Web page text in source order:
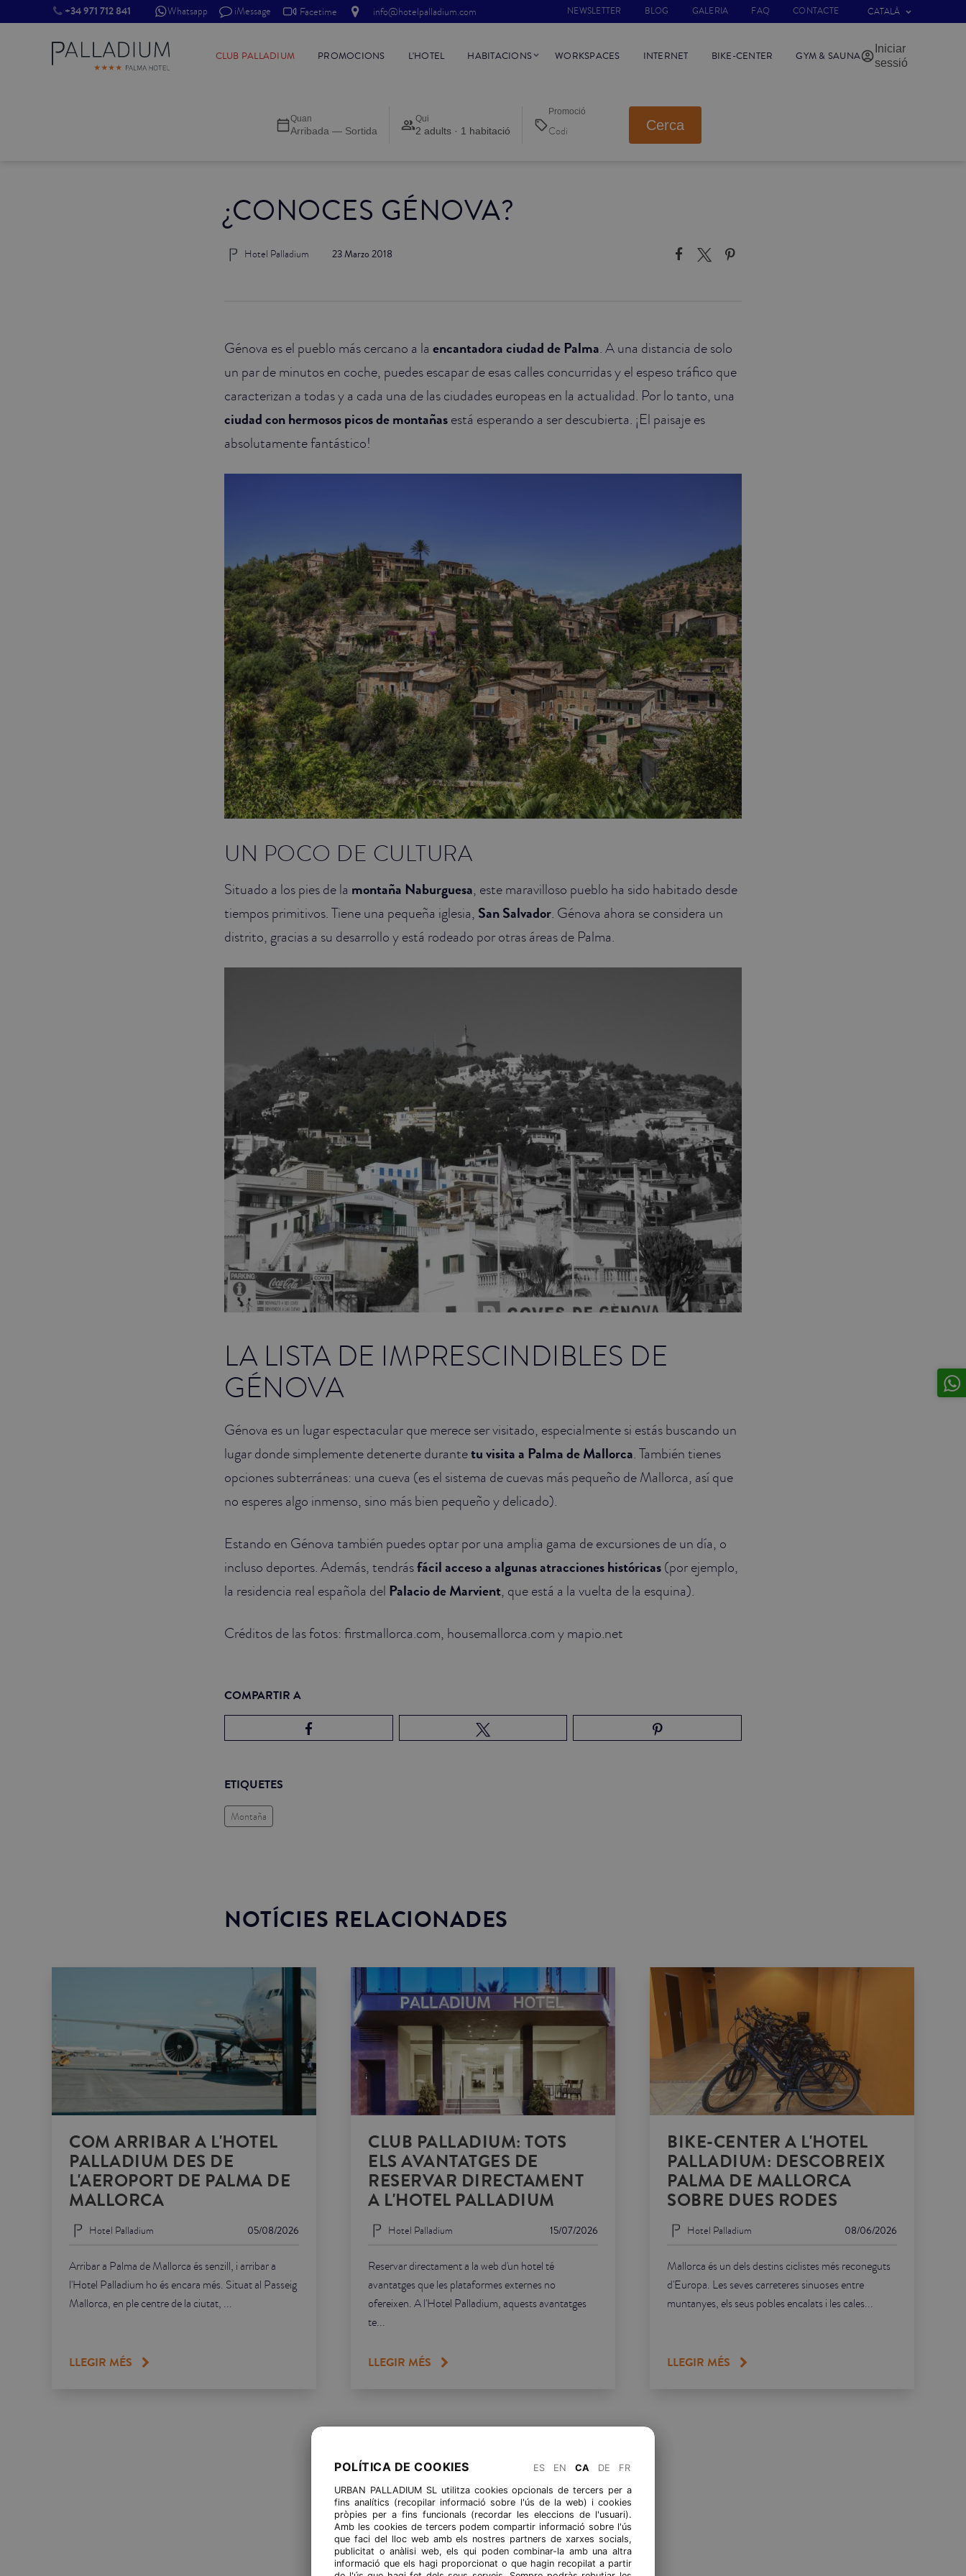
¿CONOCES GÉNOVA?
23 Marzo 2018
Hotel Palladium
Génova es el pueblo más cercano a la encantadora ciudad de Palma. A una distancia de solo
un par de minutos en coche, puedes escapar de esas calles concurridas y el espeso tráfico que
caracterizan a todas y a cada una de las ciudades europeas en la actualidad. Por lo tanto, una
ciudad con hermosos picos de montañasestá esperando a ser descubierta. ¡El paisaje es
absolutamente fantástico!
UN POCO DE CULTURA
Situado a los pies de la montaña Naburguesa, este maravilloso pueblo ha sido habitado desde
tiempos primitivos. Tiene una pequeña iglesia, San Salvador. Génova ahora se considera un
distrito, gracias a su desarrollo y está rodeado por otras áreas de Palma.
LA LISTA DE IMPRESCINDIBLES DE
GÉNOVA
Génova es un lugar espectacular que merece ser visitado, especialmente si estás buscando un
lugar donde simplemente detenerte durantetu visita a Palma de Mallorca. También tienes
opciones subterráneas: una cueva (es el sistema de cuevas más pequeño de Mallorca, así que
no esperes algo inmenso, sino más bien pequeño y delicado).
Estando en Génova también puedes optar por una amplia gama de excursiones de un día, o
incluso deportes. Además, tendrásfácil acceso a algunas atracciones históricas(por ejemplo,
la residencia real española del Palacio de Marvient, que está a la vuelta de la esquina).
Créditos de las fotos: firstmallorca.com, housemallorca.com y mapio.net
COMPARTIR A
ETIQUETES
Montaña
NOTÍCIES RELACIONADES
COM ARRIBAR A L'HOTEL
PALLADIUM DES DE
L'AEROPORT DE PALMA DE
MALLORCA
05/08/2026
Hotel Palladium
Arribar a Palma de Mallorca és senzill, i arribar a
l'Hotel Palladium ho és encara més. Situat al Passeig
Mallorca, en ple centre de la ciutat, ...
LLEGIR MÉS
CLUB PALLADIUM: TOTS
ELS AVANTATGES DE
RESERVAR DIRECTAMENT
A L'HOTEL PALLADIUM
15/07/2026
Hotel Palladium
Reservar directament a la web d'un hotel té
avantatges que les plataformes externes no
ofereixen. A l'Hotel Palladium, aquests avantatges
te...
LLEGIR MÉS
BIKE-CENTER A L'HOTEL
PALLADIUM: DESCOBREIX
PALMA DE MALLORCA
SOBRE DUES RODES
08/06/2026
Hotel Palladium
Mallorca és un dels destins ciclistes més reconeguts
d'Europa. Les seves carreteres sinuoses entre
muntanyes, els seus pobles encalats i les cales...
LLEGIR MÉS
+34 971 712 841 Whatsapp iMessage Facetime info@hotelpalladium.com NEWSLETTER BLOG GALERIA FAQ CONTACTE CATALÀ
CLUB PALLADIUM PROMOCIONS L'HOTEL HABITACIONS WORKSPACES INTERNET BIKE-CENTER GYM & SAUNA
Iniciar
sessió
Quan
Arribada — Sortida
Qui
2 adults · 1 habitació
Promoció
Cerca
ES EN CA DE FR
POLÍTICA DE COOKIES
URBAN PALLADIUM SL utilitza cookies opcionals de tercers per a
fins analítics (recopilar informació sobre l'ús de la web) i cookies
pròpies per a fins funcionals (recordar les eleccions de l'usuari).
Amb les cookies de tercers podem compartir informació sobre l'ús
que faci del lloc web amb els nostres partners de xarxes socials,
publicitat o anàlisi web, els qui poden combinar-la amb una altra
informació que els hagi proporcionat o que hagin recopilat a partir
INDIVIDUAL RED